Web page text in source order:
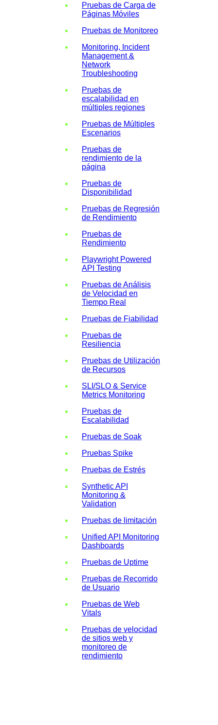
Pruebas de Carga de
Páginas Móviles
Pruebas de Monitoreo
Monitoring, Incident
Management &
Network
Troubleshooting
Pruebas de
escalabilidad en
múltiples regiones
Pruebas de Múltiples
Escenarios
Pruebas de
rendimiento de la
página
Pruebas de
Disponibilidad
Pruebas de Regresión
de Rendimiento
Pruebas de
Rendimiento
Playwright Powered
API Testing
Pruebas de Análisis
de Velocidad en
Tiempo Real
Pruebas de Fiabilidad
Pruebas de
Resiliencia
Pruebas de Utilización
de Recursos
SLI/SLO & Service
Metrics Monitoring
Pruebas de
Escalabilidad
Pruebas de Soak
Pruebas Spike
Pruebas de Estrés
Synthetic API
Monitoring &
Validation
Pruebas de limitación
Unified API Monitoring
Dashboards
Pruebas de Uptime
Pruebas de Recorrido
de Usuario
Pruebas de Web
Vitals
Pruebas de velocidad
de sitios web y
monitoreo de
rendimiento